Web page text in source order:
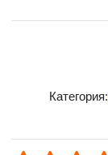
Категория: